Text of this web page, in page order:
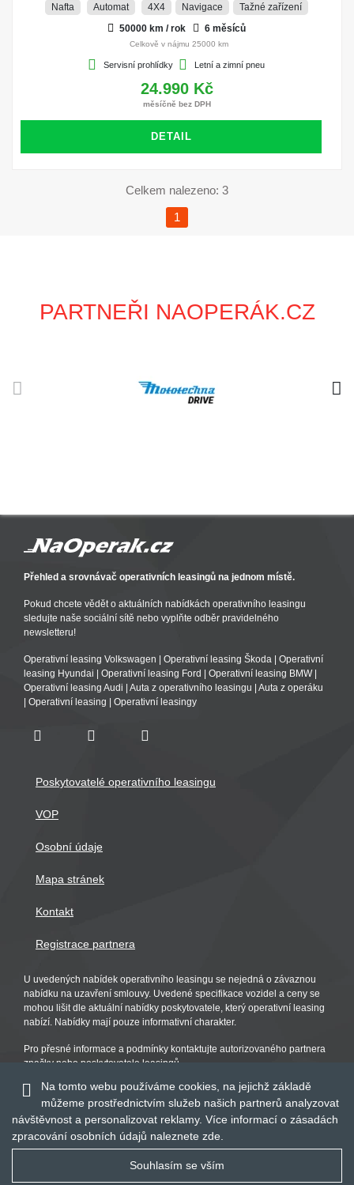
Nafta Automat 4X4 Navigace
Tažné zařízení
50000 km / rok
6 měsíců
Celkově v nájmu 25000 km
Servisní prohlídky Letní a zimní pneu
24.990 Kč
měsíčně bez DPH
DETAIL
Celkem nalezeno: 3
1
PARTNEŘI NAOPERÁK.CZ
Přehled a srovnávač operativních leasingů na jednom místě.
Pokud chcete vědět o aktuálních nabídkách operativního leasingu
sledujte naše sociální sítě nebo vyplňte odběr pravidelného
newsletteru!
Operativní leasing Volkswagen Operativní leasing Škoda
Operativní
leasing Hyundai
Operativní leasing Ford Operativní leasing BMW|
Operativní leasing Audi
Auta z operativního leasingu
Auta z operáku
Operativní leasing Operativní leasingy
Poskytovatelé operativního leasingu
VOP
Osobní údaje
Mapa stránek
Kontakt
Registrace partnera
U uvedených nabídek operativního leasingu se nejedná o závaznou
nabídku na uzavření smlouvy. Uvedené specifikace vozidel a ceny se
mohou lišit dle aktuální nabídky poskytovatele, který operativní leasing
nabízí. Nabídky mají pouze informativní charakter.
Pro přesné informace a podmínky kontaktujte autorizovaného partnera
značky nebo poskytovatele leasingů.
Na tomto webu používáme cookies, na jejichž základě
můžeme prostřednictvím služeb našich partnerů analyzovat
návštěvnost a personalizovat reklamy. Více informací o zásadách
zpracování osobních údajů naleznete zde
Souhlasím se vším